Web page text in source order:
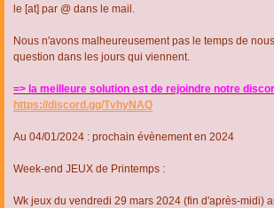
le [at] par @ dans le mail.
Nous n'avons malheureusement pas le temps de
question dans les jours qui viennent.
=> la meilleure solution est de rejoindre notre
https://discord.gg/TvhyNAQ
Au 04/01/2024 : prochain évènement en 2024
Week-end JEUX de Printemps :
Wk jeux du vendredi 29 mars 2024 (fin d'après-midi)